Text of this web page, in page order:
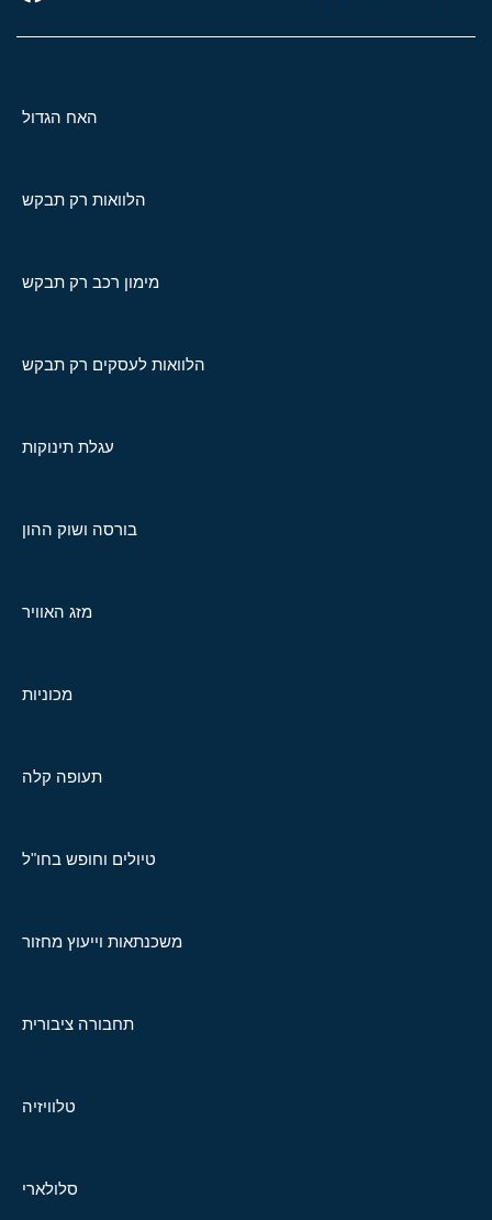
האח הגדול
הלוואות רק תבקש
מימון רכב רק תבקש
הלוואות לעסקים רק תבקש
עגלת תינוקות
בורסה ושוק ההון
מזג האוויר
מכוניות
תעופה קלה
טיולים וחופש בחו"ל
משכנתאות וייעוץ מחזור
תחבורה ציבורית
טלוויזיה
סלולארי